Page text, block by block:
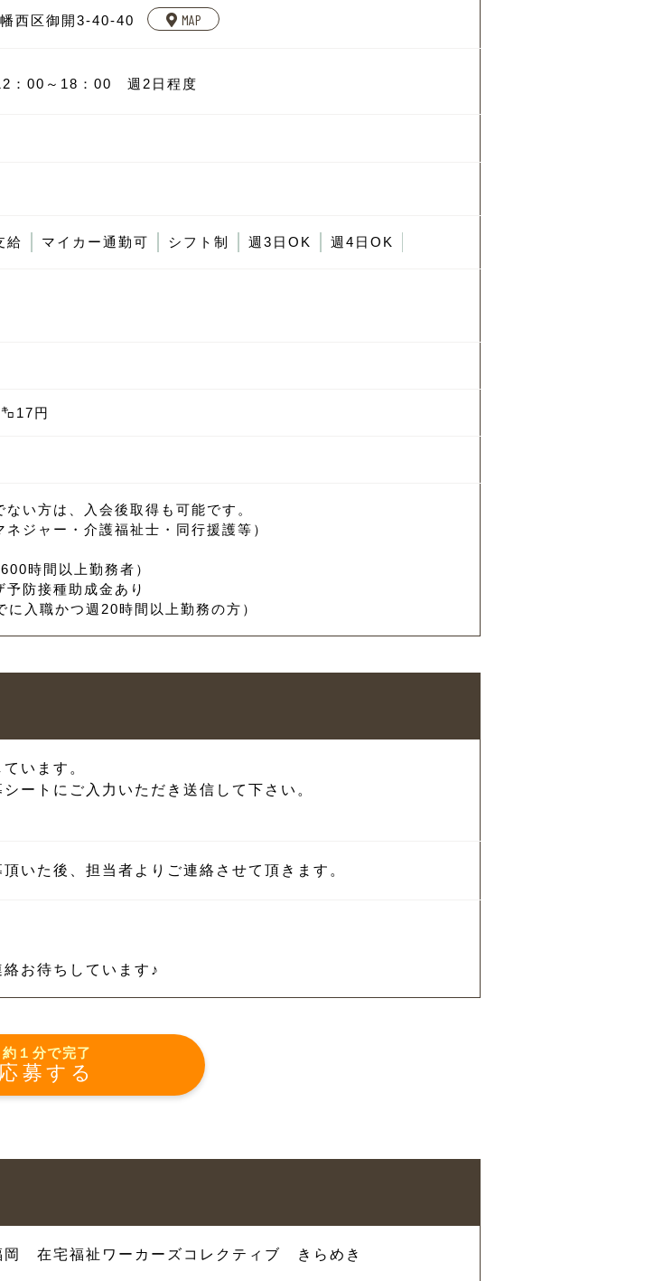
西区御開3-40-40 MAP
：00～18：00 週2日程度
給 マイカー通勤可 シフト制 週3日OK 週4日OK
17円
い方は、入会後取得も可能です。
ジャー・介護福祉士・同行援護等）
時間以上勤務者）
防接種助成金あり
入職かつ週20時間以上勤務の方）
います。
ートにご入力いただき送信して下さい。
いた後、担当者よりご連絡させて頂きます。
お待ちしています♪
約１分で完了
応募する
岡 在宅福祉ワーカーズコレクティブ きらめき